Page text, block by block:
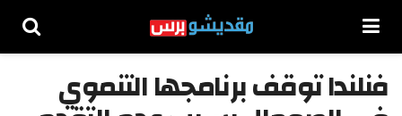
فنلندا توقف برنامجها التنموي